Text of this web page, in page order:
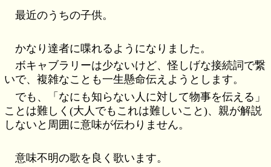
最近のうちの子供。
かなり達者に喋れるようになりました。
ボキャブラリーは少ないけど、怪しげな接続詞で繋
いで、複雑なことも一生懸命伝えようとします。
でも、「なにも知らない人に対して物事を伝える」
ことは難しく(大人でもこれは難しいこと)、親が解説
しないと周囲に意味が伝わりません。
意味不明の歌を良く歌います。